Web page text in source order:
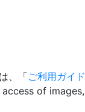
、「ご利用ガイド
of